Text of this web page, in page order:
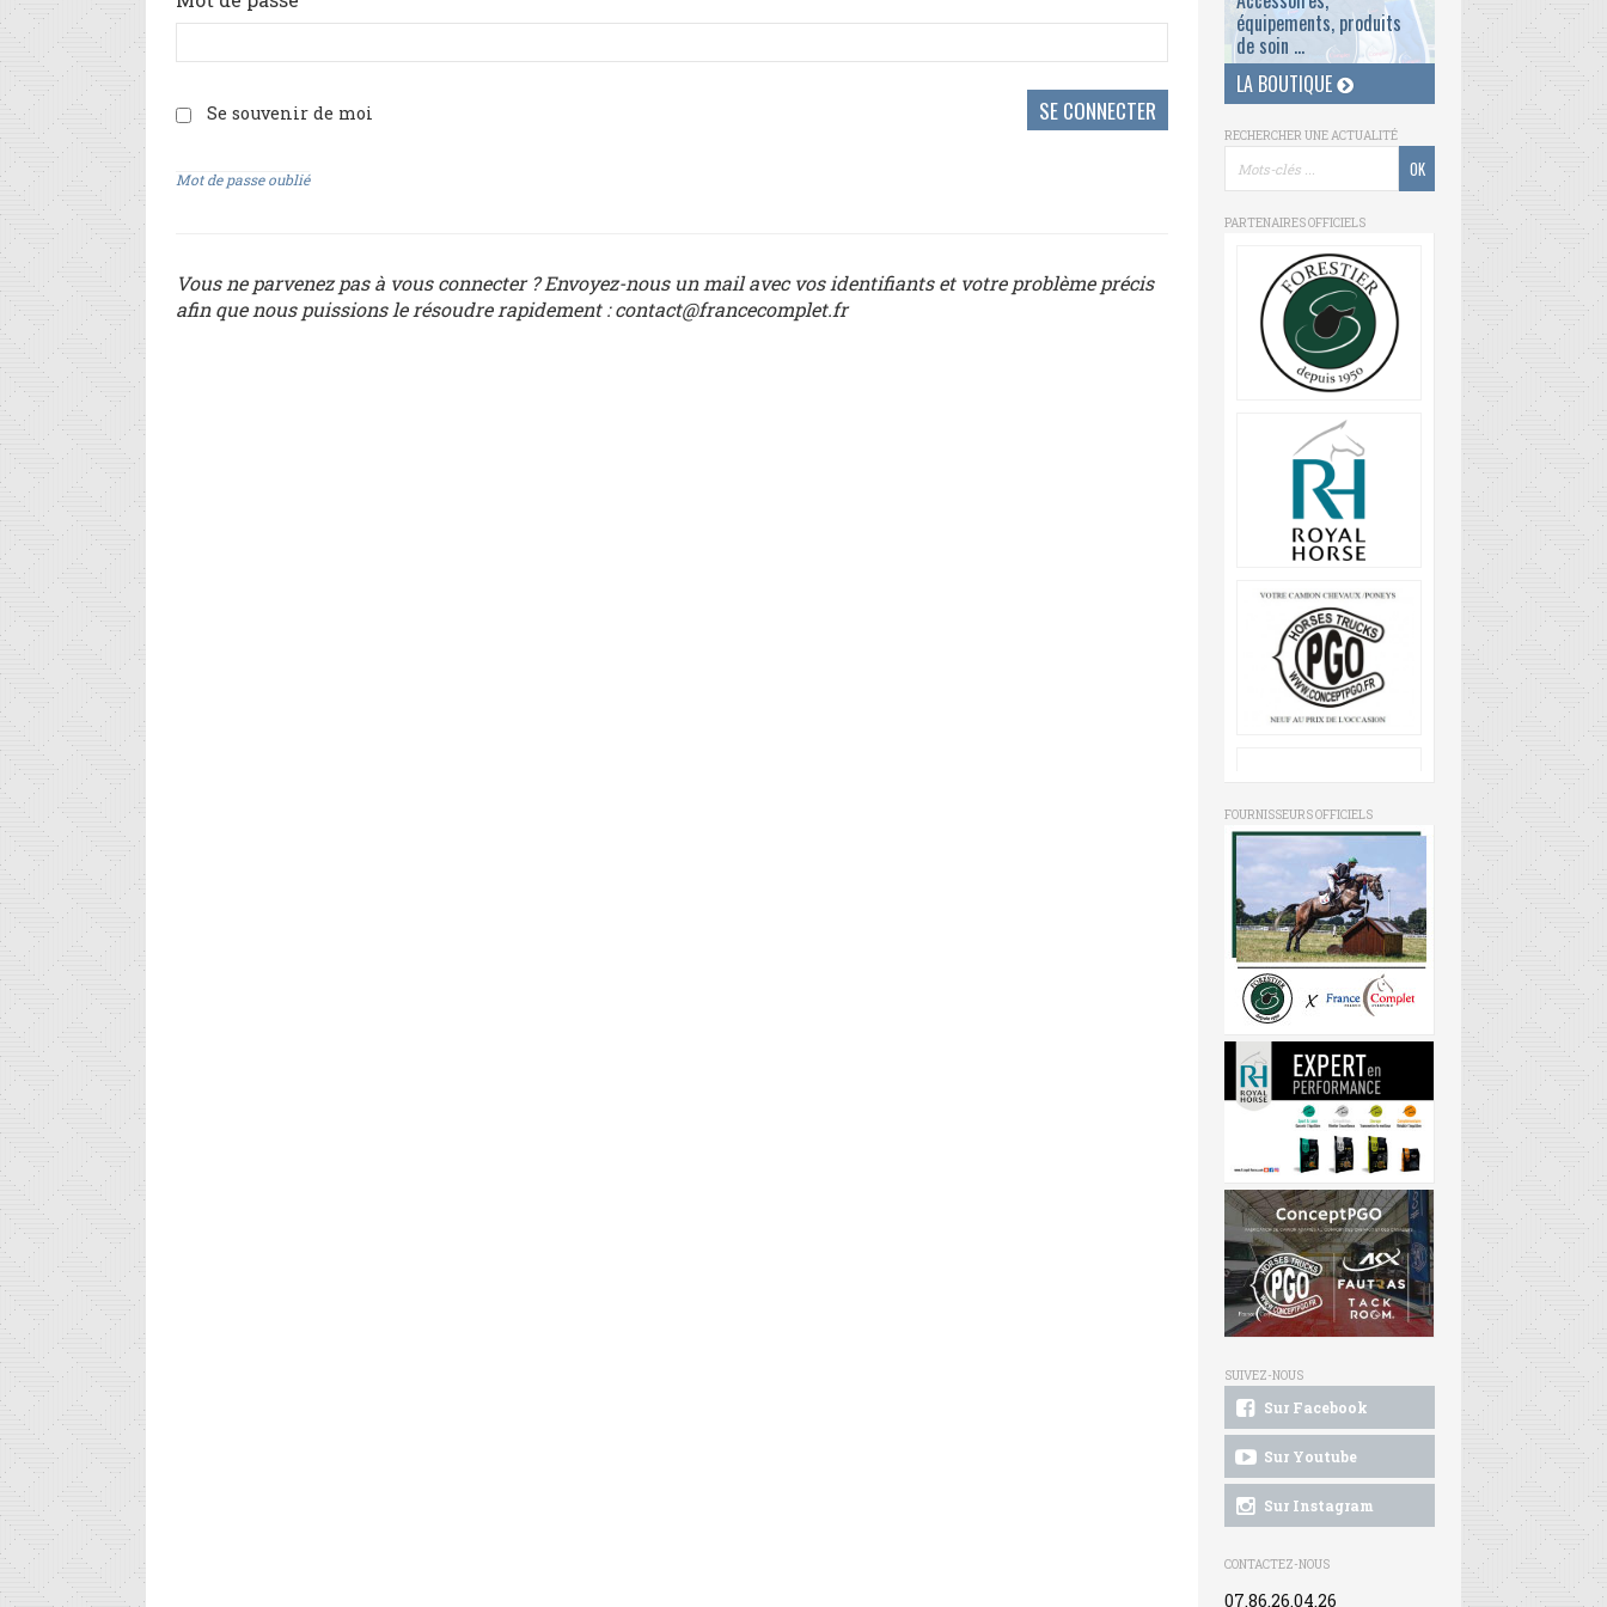
Se souvenir de moi
Mot de passe oublié
Vous ne parvenez pas à vous connecter ? Envoyez-nous un mail avec vos identifiants et votre problème précis
afin que nous puissions le résoudre rapidement : contact@francecomplet.fr
équipements, produits
de soin ...
LA BOUTIQUE
RECHERCHER UNE ACTUALITÉ
PARTENAIRES OFFICIELS
FOURNISSEURS OFFICIELS
SUIVEZ-NOUS
Sur Facebook
Sur Youtube
Sur Instagram
CONTACTEZ-NOUS
07.86.26.04.26